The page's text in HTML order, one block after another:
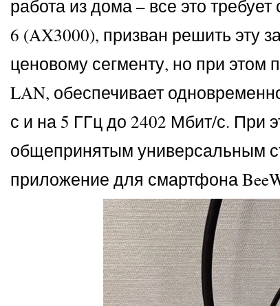
работа из дома – все это
6 (AX3000), призван решить эту
ценовому сегменту, но при
LAN, обеспечивает
с и на 5 ГГц до 2402 Мбит/с. При
общепринятым универсальным
приложение для смартфона